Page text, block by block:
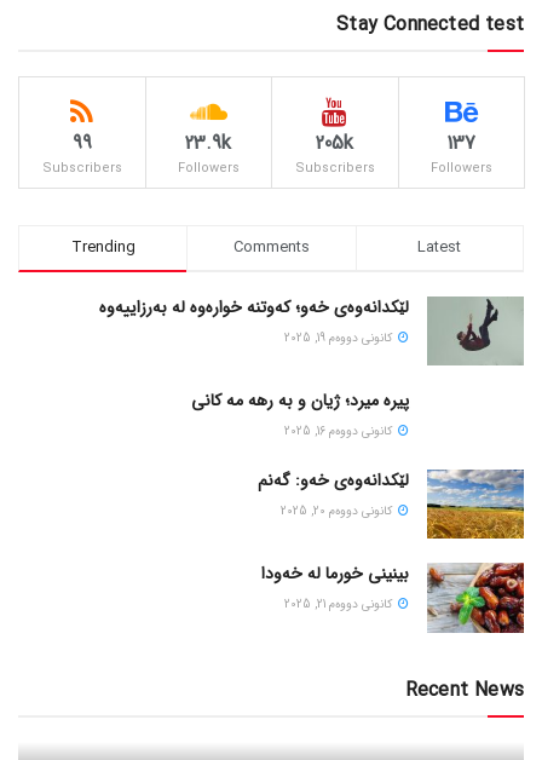
Stay Connected test
137
Followers
205k
Subscribers
23.9k
Followers
99
Subscribers
Trending Comments Latest
لێکدانەوەی خەو؛ کەوتنە خوارەوە لە بەرزاییەوە
كانونی دووه‌م 19, 2025
پیره میرد؛ ژیان و به رهه مه کانی
كانونی دووه‌م 16, 2025
لێکدانەوەی خەو: گەنم
كانونی دووه‌م 20, 2025
بینینی خورما لە خەودا
كانونی دووه‌م 21, 2025
Recent News